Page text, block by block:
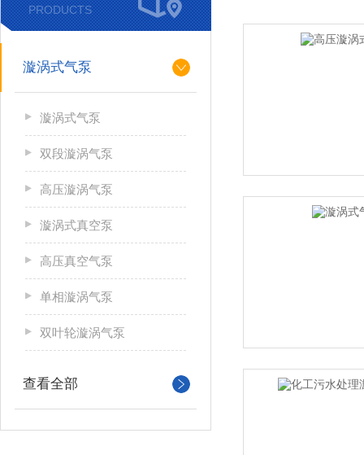
PRODUCTS
漩涡式气泵
漩涡式气泵
双段漩涡气泵
高压漩涡气泵
漩涡式真空泵
高压真空气泵
单相漩涡气泵
双叶轮漩涡气泵
查看全部